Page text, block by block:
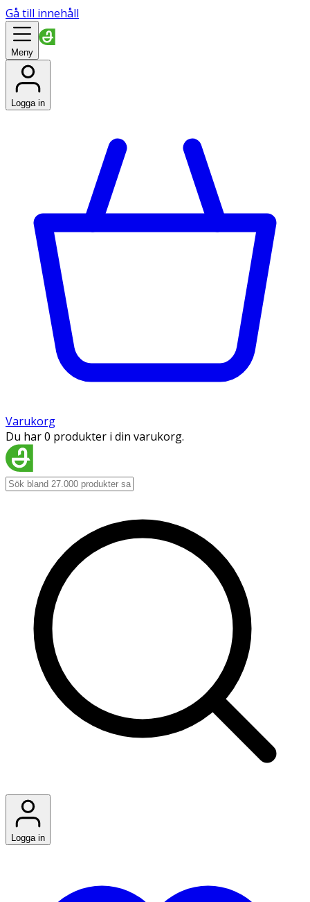
Gå till innehåll
Meny
Logga in
Varukorg
Du har 0 produkter i din varukorg.
Logga in